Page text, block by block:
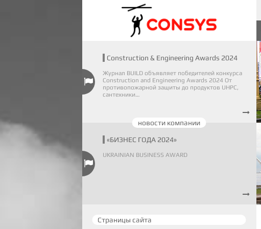
новости компании
Construction & Engineering Awards 2024
Журнал BUILD объявляет победителей конкурса
Construction and Engineering Awards 2024 От
противопожарной защиты до продуктов UHPC,
сантехники…

«БИЗНЕС ГОДА 2024»
UKRAINIAN BUSINESS AWARD

Страницы сайта